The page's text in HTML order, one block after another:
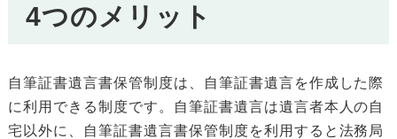
4つのメリット
自筆証書遺言書保管制度は、自筆証書遺言を作成した際
に利用できる制度です。自筆証書遺言は遺言者本人の自
宅以外に、自筆証書遺言書保管制度を利用すると法務局